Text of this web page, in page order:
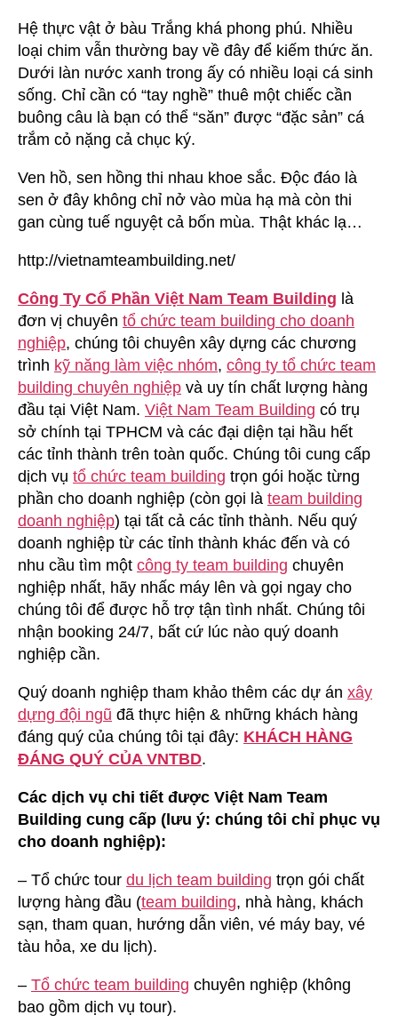
Hệ thực vật ở bàu Trắng khá phong phú. Nhiều
loại chim vẫn thường bay về đây để kiếm thức ăn.
Dưới làn nước xanh trong ấy có nhiều loại cá sinh
sống. Chỉ cần có “tay nghề” thuê một chiếc cần
buông câu là bạn có thể “săn” được “đặc sản” cá
trắm cỏ nặng cả chục ký.
Ven hồ, sen hồng thi nhau khoe sắc. Độc đáo là
sen ở đây không chỉ nở vào mùa hạ mà còn thi
gan cùng tuế nguyệt cả bốn mùa. Thật khác lạ…
http://vietnamteambuilding.net/
Công Ty Cổ Phần Việt Nam Team Building là
đơn vị chuyên tổ chức team building cho doanh
nghiệp, chúng tôi chuyên xây dựng các chương
trình kỹ năng làm việc nhóm, công ty tổ chức team
building chuyên nghiệp và uy tín chất lượng hàng
đầu tại Việt Nam. Việt Nam Team Building có trụ
sở chính tại TPHCM và các đại diện tại hầu hết
các tỉnh thành trên toàn quốc. Chúng tôi cung cấp
dịch vụ tổ chức team building trọn gói hoặc từng
phần cho doanh nghiệp (còn gọi là team building
doanh nghiệp) tại tất cả các tỉnh thành. Nếu quý
doanh nghiệp từ các tỉnh thành khác đến và có
nhu cầu tìm một công ty team building chuyên
nghiệp nhất, hãy nhấc máy lên và gọi ngay cho
chúng tôi để được hỗ trợ tận tình nhất. Chúng tôi
nhận booking 24/7, bất cứ lúc nào quý doanh
nghiệp cần.
Quý doanh nghiệp tham khảo thêm các dự án xây
dựng đội ngũ đã thực hiện & những khách hàng
đáng quý của chúng tôi tại đây: KHÁCH HÀNG
ĐÁNG QUÝ CỦA VNTBD.
Các dịch vụ chi tiết được Việt Nam Team
Building cung cấp (lưu ý: chúng tôi chỉ phục vụ
cho doanh nghiệp):
– Tổ chức tour du lịch team building trọn gói chất
lượng hàng đầu (team building, nhà hàng, khách
sạn, tham quan, hướng dẫn viên, vé máy bay, vé
tàu hỏa, xe du lịch).
– Tổ chức team building chuyên nghiệp (không
bao gồm dịch vụ tour).